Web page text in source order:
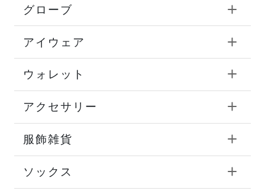
グローブ
アイウェア
ウォレット
アクセサリー
服飾雑貨
ソックス